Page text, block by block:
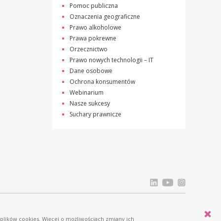
Pomoc publiczna
Oznaczenia geograficzne
Prawo alkoholowe
Prawa pokrewne
Orzecznictwo
Prawo nowych technologii – IT
Dane osobowe
Ochrona konsumentów
Webinarium
Nasze sukcesy
Suchary prawnicze
cookies. Więcej o możliwościach zmiany ich